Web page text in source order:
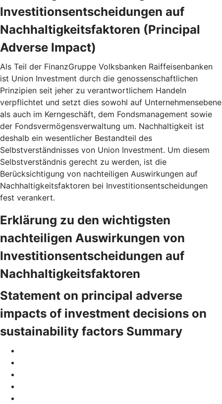
Investitionsentscheidungen auf
Nachhaltigkeitsfaktoren (Principal
Adverse Impact)
Als Teil der FinanzGruppe Volksbanken Raiffeisenbanken
ist Union Investment durch die genossenschaftlichen
Prinzipien seit jeher zu verantwortlichem Handeln
verpflichtet und setzt dies sowohl auf Unternehmensebene
als auch im Kerngeschäft, dem Fondsmanagement sowie
der Fondsvermögensverwaltung um. Nachhaltigkeit ist
deshalb ein wesentlicher Bestandteil des
Selbstverständnisses von Union Investment. Um diesem
Selbstverständnis gerecht zu werden, ist die
Berücksichtigung von nachteiligen Auswirkungen auf
Nachhaltigkeitsfaktoren bei Investitionsentscheidungen
fest verankert.
Erklärung zu den wichtigsten
nachteiligen Auswirkungen von
Investitionsentscheidungen auf
Nachhaltigkeitsfaktoren
Statement on principal adverse
impacts of investment decisions on
sustainability factors Summary